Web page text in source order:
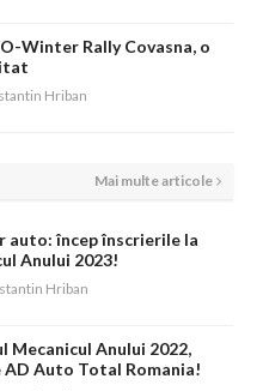
Winter Rally Covasna, o
Hriban
Mai multe articole
auto: încep înscrierile la
Anului 2023!
Hriban
Mecanicul Anului 2022,
Auto Total Romania!